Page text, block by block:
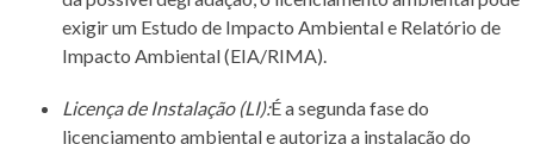
exigir um Estudo de Impacto Ambiental e Relatório de
Impacto Ambiental (EIA/RIMA).
Licença de Instalação (LI):É a segunda fase do
licenciamento ambiental e autoriza a instalação do